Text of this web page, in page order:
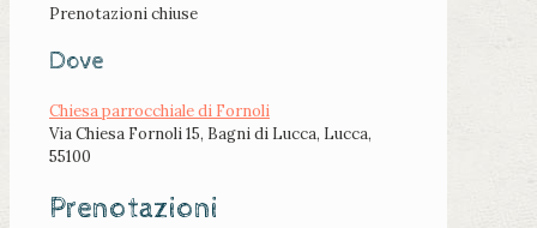
Prenotazioni chiuse
Dove
Chiesa parrocchiale di Fornoli
Via Chiesa Fornoli 15, Bagni di Lucca, Lucca,
55100
Prenotazioni